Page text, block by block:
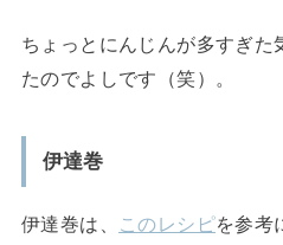
ちょっとにんじんが多すぎた
たのでよしです（笑）。
伊達巻
伊達巻は、 このレシピを参考